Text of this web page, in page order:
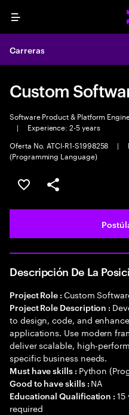
Menu
Carreras
Custom
Software Product & Platform
|
Experience: 2-5 years
Oferta No. ATCI-R1-S1998258
|
(Programming Language)
Guardar este empleo
Compartir este empleo
Descripción De La
Project Role : Custom
Project Role Description :
to design, code, and
applications. Use modern
deliver scalable, high-
specific business needs.
Must have skills : Python
Good to have skills : NA
Educational Qualification :
required